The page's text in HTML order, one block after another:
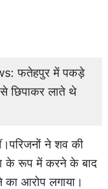
फतेहपुर में पकड़े
छिपाकर लाते थे
ने शव की
के रूप में करने के बाद
का आरोप लगाया।